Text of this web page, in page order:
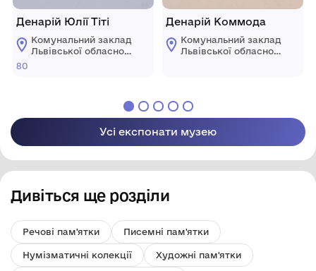
Денарій Юлії Тіті
Комунальний заклад
Львівської обласної
80
Денарій Коммода
Комунальний заклад
Львівської обласної
Усі експонати музею
Дивіться ще розділи
Речові пам'ятки Писемні пам'ятки
Нумізматичні колекції Художні пам'ятки